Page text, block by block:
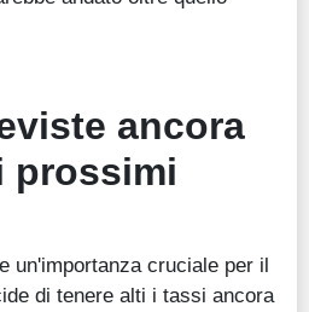
ancora
prossimi
un'importanza cruciale per il
di tenere alti i tassi ancora